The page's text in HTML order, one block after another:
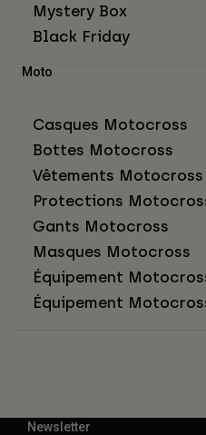
Mystery Box
Black Friday
Moto
Casques Motocross
Bottes Motocross
Vêtements Motocross
Protections
Gants Motocross
Masques Motocross
Équipement
Équipement
Newsletter